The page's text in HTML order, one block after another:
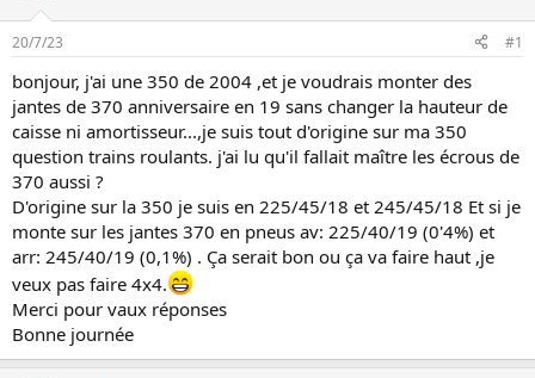
r
d
e
l
d
i
s
c
u
s
i
o
n
é
b
u
t
20/7/23 #1
bonjour, j'ai une 350 de 2004 ,et je voudrais monter des
jantes de 370 anniversaire en 19 sans changer la hauteur de
caisse ni amortisseur...,je suis tout d'origine sur ma 350
question trains roulants. j'ai lu qu'il fallait maître les écrous de
370 aussi ?
D'origine sur la 350 je suis en 225/45/18 et 245/45/18 Et si je
monte sur les jantes 370 en pneus av: 225/40/19 (0'4%) et
arr: 245/40/19 (0,1%) . Ça serait bon ou ça va faire haut ,je
veux pas faire 4x4.
Merci pour vaux réponses
Bonne journée